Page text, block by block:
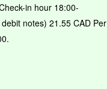
in hour 18:00-
notes) 21.55 CAD Per